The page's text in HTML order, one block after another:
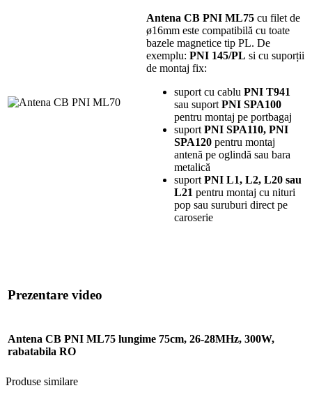
Antena CB PNI ML75 cu filet de
ø16mm este compatibilă cu toate
bazele magnetice tip PL. De
exemplu: PNI 145/PL si cu suporții
de montaj fix:
suport cu cablu PNI T941
sau suport PNI SPA100
pentru montaj pe portbagaj
suport PNI SPA110, PNI
SPA120 pentru montaj
antenă pe oglindă sau bara
metalică
suport PNI L1, L2, L20 sau
L21 pentru montaj cu nituri
pop sau suruburi direct pe
caroserie
Prezentare video
Antena CB PNI ML75 lungime 75cm, 26-28MHz, 300W,
rabatabila RO
Produse similare